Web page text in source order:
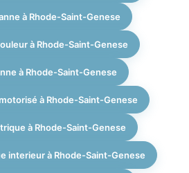
de fenêtres ou stores
cohérent et haut de
à Rhode-Saint-Genese
à Rhode-Saint-Genese
à Rhode-Saint-Genese
à Rhode-Saint-Genese
à Rhode-Saint-Genese
interieur à Rhode-Saint-Genese